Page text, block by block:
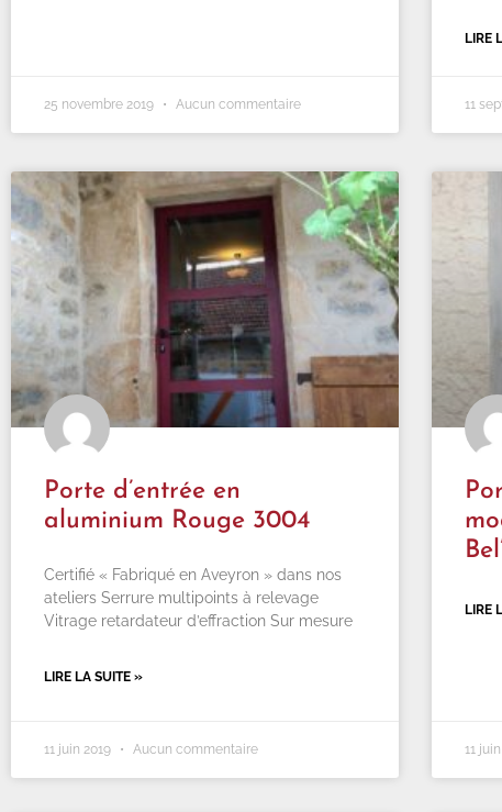
25 novembre 2019 Aucun commentaire
LIRE
11
Porte d’entrée en
aluminium Rouge 3004
Certifié « Fabriqué en Aveyron » dans nos
ateliers Serrure multipoints à relevage
Vitrage retardateur d’effraction Sur mesure
LIRE LA SUITE »
11 juin 2019 Aucun commentaire
LIRE
11